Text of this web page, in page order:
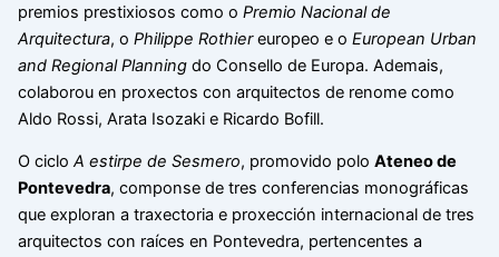
premios prestixiosos como o Premio Nacional de
Arquitectura, o Philippe Rothiereuropeo e o European Urban
and Regional Planningdo Consello de Europa. Ademais,
colaborou en proxectos con arquitectos de renome como
Aldo Rossi, Arata Isozaki e Ricardo Bofill.
O ciclo A estirpe de Sesmero, promovido polo Ateneo de
Pontevedra, componse de tres conferencias monográficas
que exploran a traxectoria e proxección internacional de tres
arquitectos con raíces en Pontevedra, pertencentes a